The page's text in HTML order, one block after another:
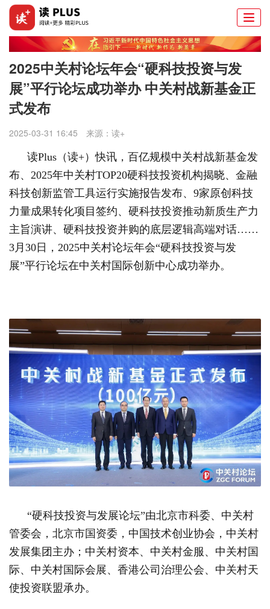
2025中关村论坛年会“硬科技投资与发
展”平行论坛成功举办 中关村战新基金正
式发布
2025-03-31 16:45 来源： 读+
读Plus（读+）快讯， 百亿规模中关村战新基金发
布、2025年中关村TOP20硬科技投资机构揭晓、金融
科技创新监管工具运行实施报告发布、9家原创科技
力量成果转化项目签约、硬科技投资推动新质生产力
主旨演讲、硬科技投资并购的底层逻辑高端对话……
3月30日，2025中关村论坛年会“硬科技投资与发
展”平行论坛在中关村国际创新中心成功举办。
“硬科技投资与发展论坛”由北京市科委、中关村
管委会，北京市国资委，中国技术创业协会，中关村
发展集团主办；中关村资本、中关村金服、中关村国
际、中关村国际会展、香港公司治理公会、中关村天
使投资联盟承办。